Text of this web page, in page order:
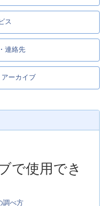
ス
連絡先
ーカイブ
で使用でき
調べ方